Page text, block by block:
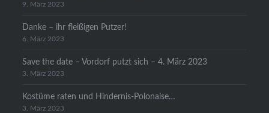
9. März 2023
Danke – ihr fleißigen Putzer!
6. März 2023
Save the date – Vordorf putzt sich – 4. März 2023
3. März 2023
Kostüme raten und Hindernis-Polonaise…
3. März 2023